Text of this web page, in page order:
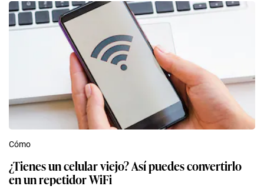
Cómo
¿Tienes un celular viejo? Así puedes convertirlo
en un repetidor WiFi